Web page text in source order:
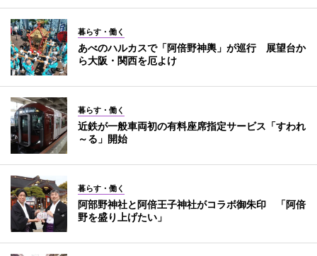
暮らす・働く
あべのハルカスで「阿倍野神輿」が巡行 展望台か
ら大阪・関西を厄よけ
暮らす・働く
近鉄が一般車両初の有料座席指定サービス「すわれ
～る」開始
暮らす・働く
阿部野神社と阿倍王子神社がコラボ御朱印 「阿倍
野を盛り上げたい」